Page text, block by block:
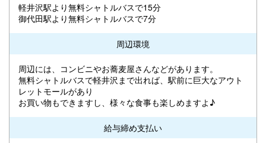
軽井沢駅より無料シャトルバスで15分
御代田駅より無料シャトルバスで7分
周辺環境
周辺には、コンビニやお蕎麦屋さんなどがあります。
無料シャトルバスで軽井沢まで出れば、駅前に巨大なアウト
レットモールがあり
お買い物もできますし、様々な食事も楽しめますよ♪
給与締め支払い